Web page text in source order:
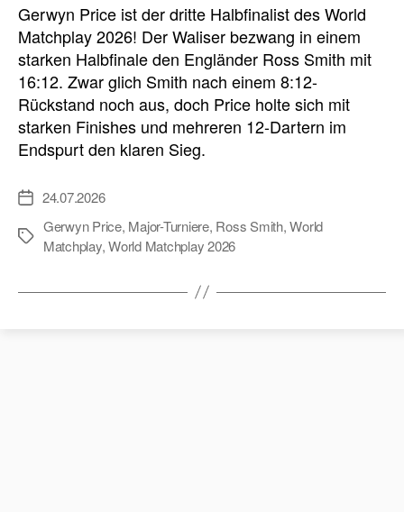
Gerwyn Price ist der dritte Halbfinalist des World
Matchplay 2026! Der Waliser bezwang in einem
starken Halbfinale den Engländer Ross Smith mit
16:12. Zwar glich Smith nach einem 8:12-
Rückstand noch aus, doch Price holte sich mit
starken Finishes und mehreren 12-Dartern im
Endspurt den klaren Sieg.
Veröffentlichungsdatum
24.07.2026
Schlagwörter
Gerwyn Price, Major-Turniere, Ross Smith,World
Matchplay,World Matchplay 2026